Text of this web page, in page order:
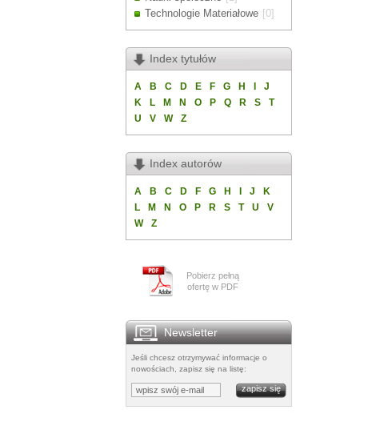
Technologie Materiałowe [0]
Index tytułów
A B C D E F G H
J
K
L M N O P Q R S
T
U
V W Z
Index autorów
A B C D F G H J
K
L
M N O P R S T U
V
W
Z
Pobierz pełną
ofertę w PDF
Newsletter
Jeśli chcesz otrzymywać informacje o
nowościach, zapisz się na listę: